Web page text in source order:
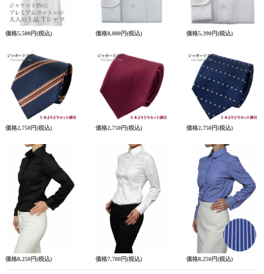
価格5,500円(税込) 価格8,800円(税込) 価格5,390円(税込)
価格2,750円(税込) 価格2,750円(税込) 価格2,750円(税込)
価格8,250円(税込) 価格7,700円(税込) 価格8,250円(税込)